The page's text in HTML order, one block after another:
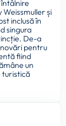
întâlnire
și
inclusă în
singura
De-a
pentru
fiind
un
turistică